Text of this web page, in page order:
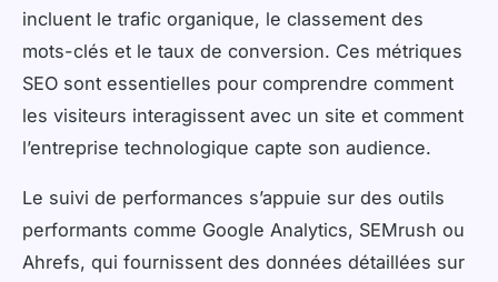
incluent le trafic organique, le classement des
mots-clés et le taux de conversion. Ces métriques
SEO sont essentielles pour comprendre comment
les visiteurs interagissent avec un site et comment
l’entreprise technologique capte son audience.
Le suivi de performances s’appuie sur des outils
performants comme Google Analytics, SEMrush ou
Ahrefs, qui fournissent des données détaillées sur